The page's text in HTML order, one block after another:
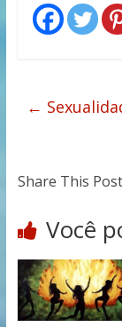
←
Share This
Você